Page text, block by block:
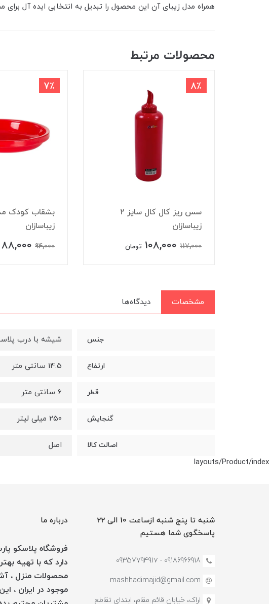
همراه مدل زیبای آن این محصول را تبدیل به انتخابی ایده آل
محصولات مرتبط
8٪
سس ریز کال کال سایز ۲
زیباسازان
117,000
108,000 تومان
7٪
بشقاب کودک
زیباسازان
94,000
88,000
مشخصات دیدگاه‌ها
جنس شیشه با درب
ارتفاع 14.5 سانتی متر
قطر 6 سانتی متر
گنجایش 250 میلی لیتر
اصالت کالا
اصل
layouts/Product/index
شنبه تا پنج شنبه ازساعت 10 الی 22
پاسخگوی شما هستیم
09186966918 - 0935779491۷
mashhadimajid@gmail.com
اراک، خیابان قائم مقام، ابتدای تقاطع
درباره ما
فروشگاه پلاسکو
دارد که با تهیه
محصولات منزل ،
موجود در ایران ،